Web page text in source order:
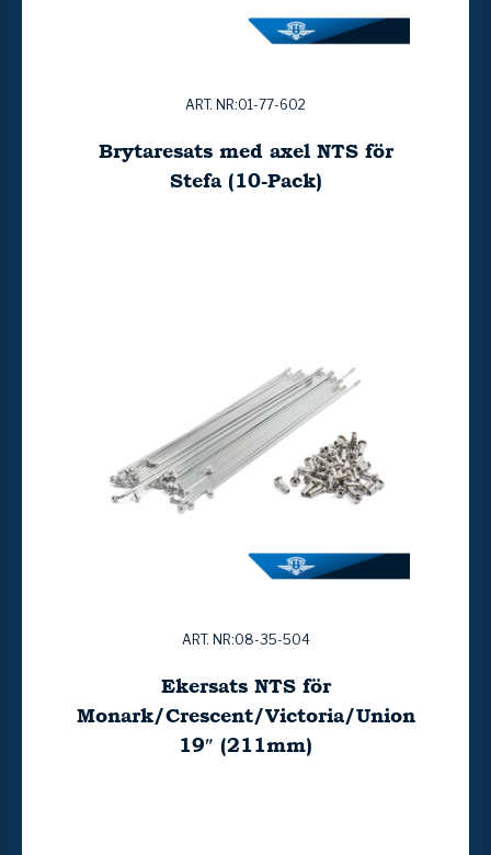
ART. NR:01-77-602
Brytaresats med axel NTS för
Stefa (10-Pack)
ART. NR:08-35-504
Ekersats NTS för
Monark/Crescent/Victoria/Union
19″ (211mm)